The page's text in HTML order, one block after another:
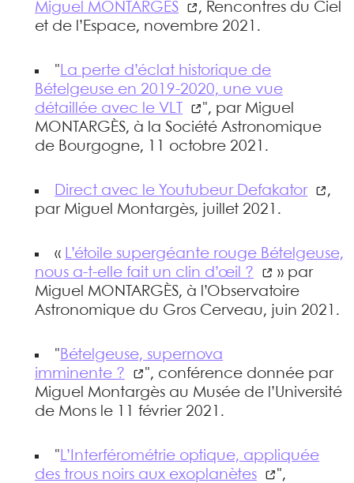
Miguel MONTARGÈS
, Rencontres du Ciel
et de l’Espace, novembre 2021.
" La perte d’éclat historique de
Bételgeuse en 2019-2020, une vue
détaillée avec le VLT
", par Miguel
MONTARGÈS, à la Société Astronomique
de Bourgogne, 11 octobre 2021.
Direct avec le Youtubeur Defakator
,
par Miguel Montargès, juillet 2021.
« L’étoile supergéante rouge Bételgeuse,
nous a-t-elle fait un clin d’œil ?
» par
Miguel MONTARGÈS, à l’Observatoire
Astronomique du Gros Cerveau, juin 2021.
" Bételgeuse, supernova
imminente ?
", conférence donnée par
Miguel Montargès au Musée de l’Université
de Mons le 11 février 2021.
" L’Interférométrie optique, appliquée
des trous noirs aux exoplanètes
",